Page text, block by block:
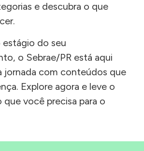
e descubra o que
do seu
o Sebrae/PR está aqui
jornada com conteúdos que
Explore agora e leve o
você precisa para o